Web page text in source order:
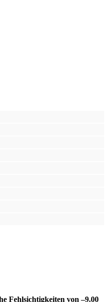
Fehlsichtigkeiten von –9.00